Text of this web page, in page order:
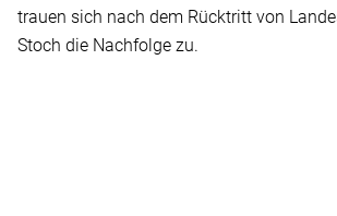
trauen sich nach dem Rücktritt von
Stoch die Nachfolge zu.